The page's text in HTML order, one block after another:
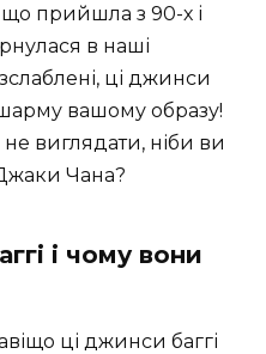
прийшла з 90-х і
в наші
ці джинси
вашому образу!
виглядати, ніби ви
Чана?
і чому вони
ці джинси баггі